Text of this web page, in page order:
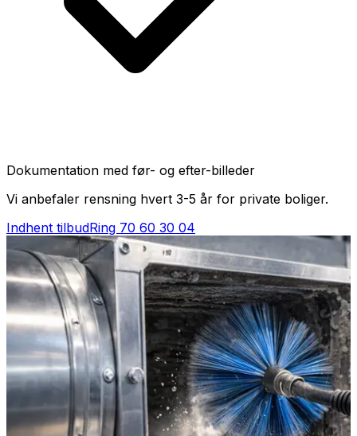
Dokumentation med før- og efter-billeder
Vi anbefaler rensning hvert 3-5 år for private boliger.
Indhent tilbudRing 70 60 30 04